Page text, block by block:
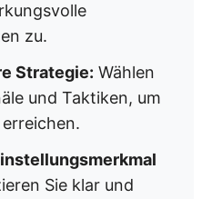
zu.
Strategie: Wählen
und Taktiken, um
Sie klar und